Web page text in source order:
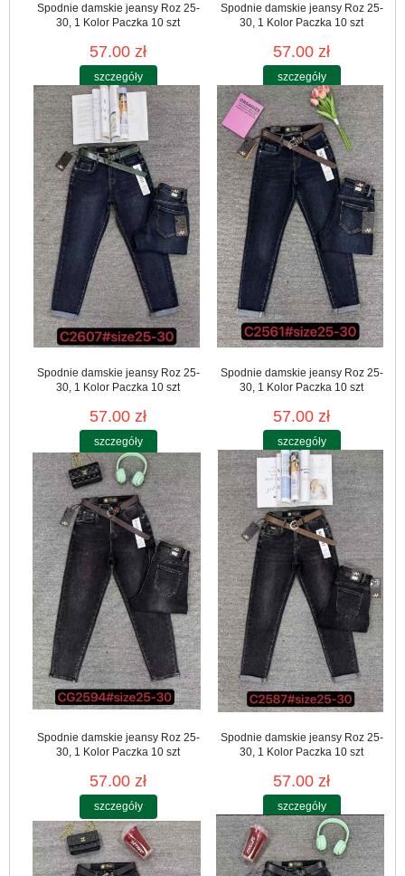
Spodnie damskie jeansy Roz 25-
30, 1 Kolor Paczka 10 szt
57.00 zł
szczegóły
Spodnie damskie jeansy Roz 25-
30, 1 Kolor Paczka 10 szt
57.00 zł
szczegóły
Spodnie damskie jeansy Roz 25-
30, 1 Kolor Paczka 10 szt
57.00 zł
szczegóły
Spodnie damskie jeansy Roz 25-
30, 1 Kolor Paczka 10 szt
57.00 zł
szczegóły
Spodnie damskie jeansy Roz 25-
30, 1 Kolor Paczka 10 szt
57.00 zł
szczegóły
Spodnie damskie jeansy Roz 25-
30, 1 Kolor Paczka 10 szt
57.00 zł
szczegóły